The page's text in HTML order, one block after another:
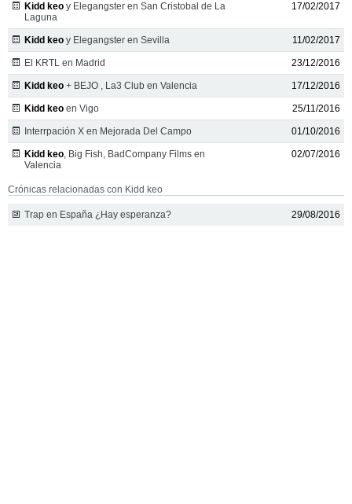
Kidd keo y Elegangster en San Cristobal de La
Laguna
17/02/2017
Kidd keo y Elegangster en Sevilla 11/02/2017
El KRTL en Madrid 23/12/2016
Kidd keo + BEJO , La3 Club en Valencia 17/12/2016
Kidd keo en Vigo 25/11/2016
Interrpación X en Mejorada Del Campo 01/10/2016
Kidd keo, Big Fish, BadCompany Films en
Valencia
02/07/2016
Crónicas relacionadas con Kidd keo
Trap en España ¿Hay esperanza? 29/08/2016